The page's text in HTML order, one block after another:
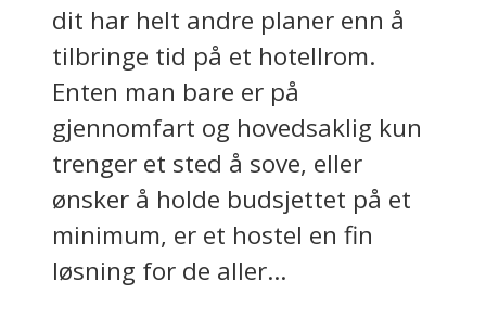
dit har helt andre planer enn å
tilbringe tid på et hotellrom.
Enten man bare er på
gjennomfart og hovedsaklig kun
trenger et sted å sove, eller
ønsker å holde budsjettet på et
minimum, er et hostel en fin
løsning for de aller...